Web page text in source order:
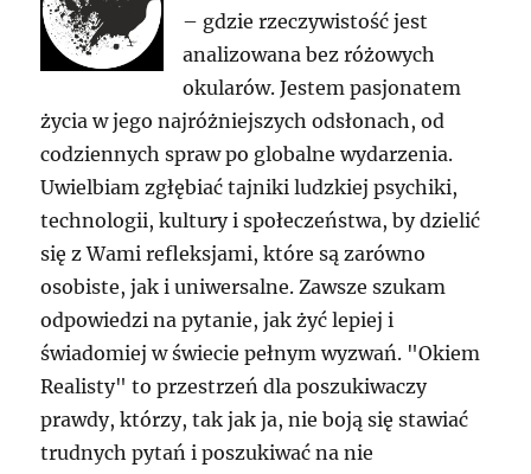
– gdzie rzeczywistość jest
analizowana bez różowych
okularów. Jestem pasjonatem
życia w jego najróżniejszych odsłonach, od
codziennych spraw po globalne wydarzenia.
Uwielbiam zgłębiać tajniki ludzkiej psychiki,
technologii, kultury i społeczeństwa, by dzielić
się z Wami refleksjami, które są zarówno
osobiste, jak i uniwersalne. Zawsze szukam
odpowiedzi na pytanie, jak żyć lepiej i
świadomiej w świecie pełnym wyzwań. "Okiem
Realisty" to przestrzeń dla poszukiwaczy
prawdy, którzy, tak jak ja, nie boją się stawiać
trudnych pytań i poszukiwać na nie